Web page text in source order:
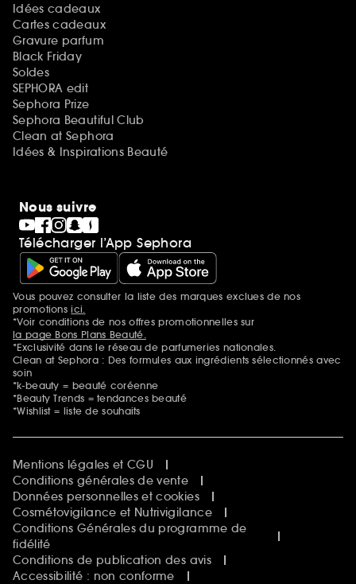
Idées cadeaux
Cartes cadeaux
Gravure parfum
Black Friday
Soldes
SEPHORA edit
Sephora Prize
Sephora Beautiful Club
Clean at Sephora
Idées & Inspirations Beauté
Nous suivre
Télécharger l’App Sephora
Mentions additionnelles
Vous pouvez consulter la liste des marques exclues de nos
promotionsici.
*Voir conditions de nos offres promotionnelles sur
la page Bons Plans Beauté.
*Exclusivité dans le réseau de parfumeries nationales.
Clean at Sephora : Des formules aux ingrédients sélectionnés avec
soin
*k-beauty = beauté coréenne
*Beauty Trends = tendances beauté
*Wishlist = liste de souhaits
Mentions légales et CGU
Conditions générales de vente
Données personnelles et cookies
Cosmétovigilance et Nutrivigilance
Conditions Générales du programme de
fidélité
Conditions de publication des avis
Accessibilité : non conforme